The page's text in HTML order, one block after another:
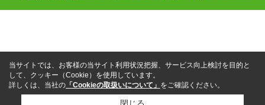
当サイトでは、お客様の当サイト利用状況把握、サービス向上検討を目的と
して、クッキー（Cookie）を使用しています。
詳しくは、当社の 「Cookieの取扱いについて」 をご確認ください。